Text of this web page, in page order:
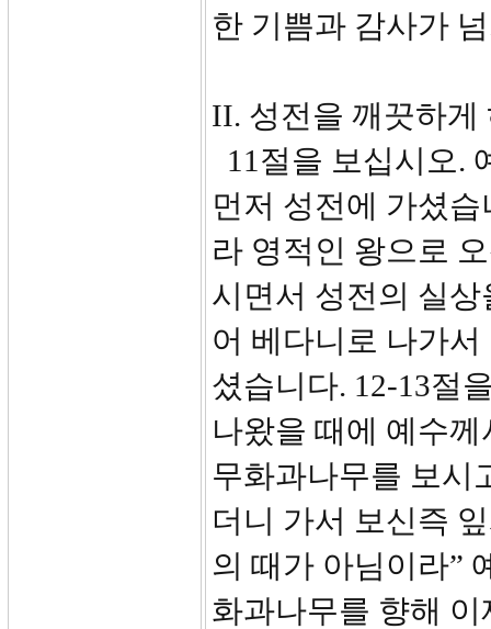
한 기쁨과 감사가
II. 성전을 깨끗하게
11절을 보십시오.
먼저 성전에 가셨
라 영적인 왕으로
시면서 성전의 실
어 베다니로 나가
셨습니다. 12-13절
나왔을 때에 예수
무화과나무를 보시
더니 가서 보신즉
의 때가 아님이라”
화과나무를 향해